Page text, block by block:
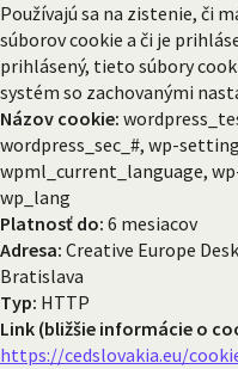
Používajú sa na zistenie, či
súborov cookie a či je
prihlásený, tieto súbory
systém so zachovanými
Názov cookie:
wordpress_sec_#, wp-
wpml_current_language,
wp_lang
Platnosť do: 6 mesiacov
Adresa: Creative Europe
Bratislava
Typ: HTTP
Link (bližšie informácie o
https://cedslovakia.eu/